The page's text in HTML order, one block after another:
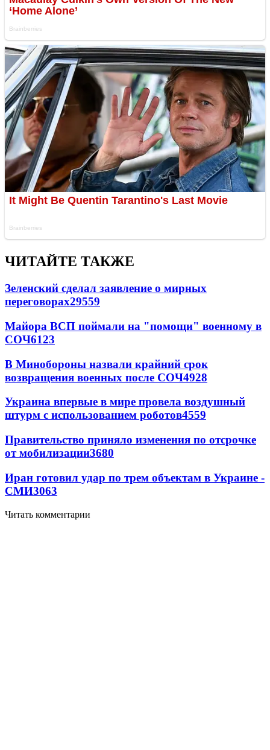
ЧИТАЙТЕ ТАКЖЕ
Зеленский сделал заявление о мирных
переговорах29559
Майора ВСП поймали на "помощи" военному в
СОЧ6123
В Минобороны назвали крайний срок
возвращения военных после СОЧ4928
Украина впервые в мире провела воздушный
штурм с использованием роботов4559
Правительство приняло изменения по отсрочке
от мобилизации3680
Иран готовил удар по трем объектам в Украине -
СМИ3063
Читать комментарии